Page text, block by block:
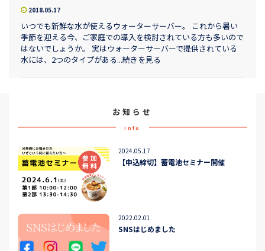
2018.05.17
いつでも新鮮な水が使えるウォーターサーバー。 これから暑い
季節を迎える今、ご家庭での導入を検討されている方も多いので
はないでしょうか。 実はウォーターサーバーで提供されている
水には、2つのタイプがある...続きを見る
お知らせ
Info
2024.05.17
【申込締切】蓄電池セミナー開催
2022.02.01
SNSはじめました